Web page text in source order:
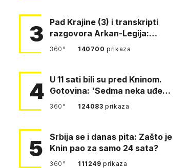
3
Pad Krajine (3) i transkripti
razgovora Arkan-Legija:
'Čujem, prelazite ustašam…
360° 140700prikaza
4 U 11 sati bili su pred Kninom.
Gotovina: 'Sedma neka uđe,
4. gardijska neka g…
360° 124083prikaza
5
Srbija se i danas pita: Zašto je
Knin pao za samo 24 sata?
360° 111249prikaza